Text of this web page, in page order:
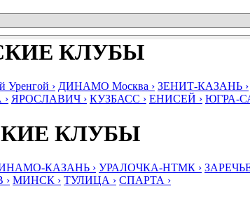
КЛУБЫ
› ДИНАМО Москва › ЗЕНИТ-КАЗАНЬ ›
ЯРОСЛАВИЧ › КУЗБАСС › ЕНИСЕЙ › ЮГРА-
КЛУБЫ
КАЗАНЬ › УРАЛОЧКА-НТМК ›
› МИНСК › ТУЛИЦА › СПАРТА ›